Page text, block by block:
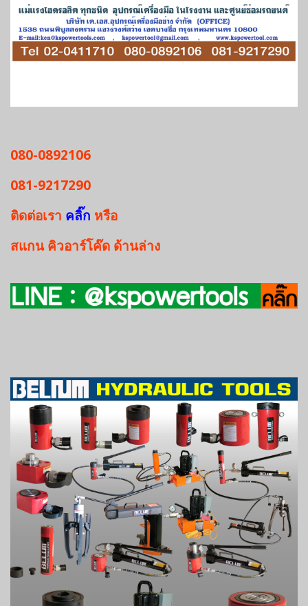
080-0892106
081-9217290
ติดต่อเรา คลิ๊ก หรือ
สแกนคิวอาร์โค๊ด ด้านล่าง